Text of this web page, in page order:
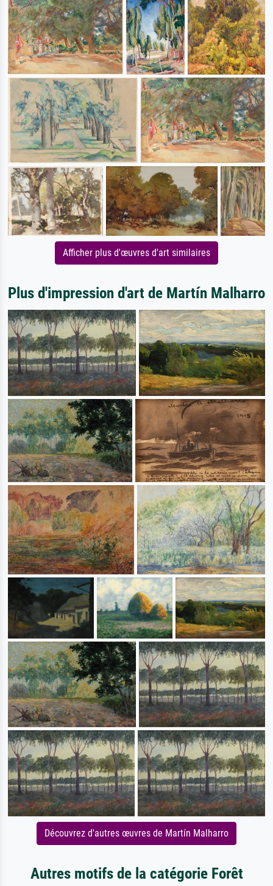
Afficher plus d'œuvres d'art similaires
Plus d'impression d'art de Martín Malharro
Découvrez d'autres œuvres de Martín Malharro
Autres motifs de la catégorie Forêt